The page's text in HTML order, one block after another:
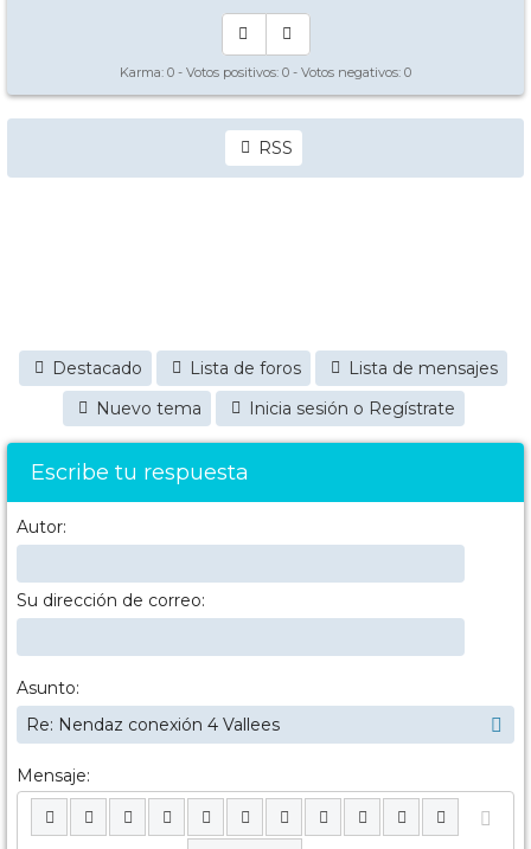
Karma: 0 - Votos positivos: 0 - Votos negativos: 0
RSS
Destacado Lista de foros
Lista de mensajes
Nuevo tema
Inicia sesión o Regístrate
Escribe tu respuesta
Autor:
Su dirección de correo:
Asunto:
Mensaje: